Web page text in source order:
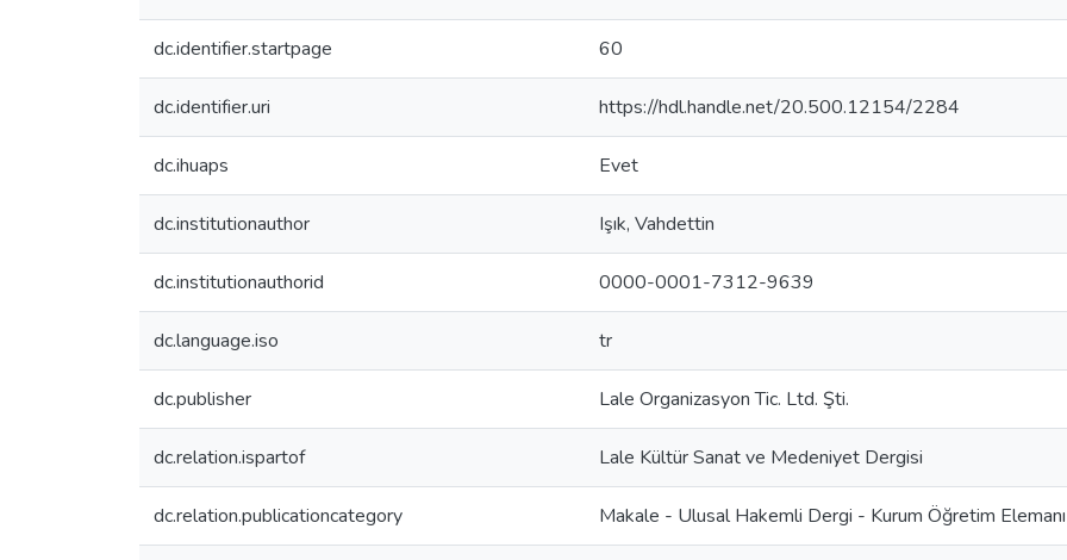
dc.identifier.startpage 60
dc.identifier.uri https://hdl.handle.net/20.500.12154/2284
dc.ihuaps Evet
dc.institutionauthor Işık, Vahdettin
dc.institutionauthorid 0000-0001-7312-9639
dc.language.iso tr
dc.publisher Lale Organizasyon Tic. Ltd. Şti.
dc.relation.ispartof Lale Kültür Sanat ve Medeniyet Dergisi
dc.relation.publicationcategory Makale - Ulusal Hakemli Dergi - Kurum Öğretim Elemanı